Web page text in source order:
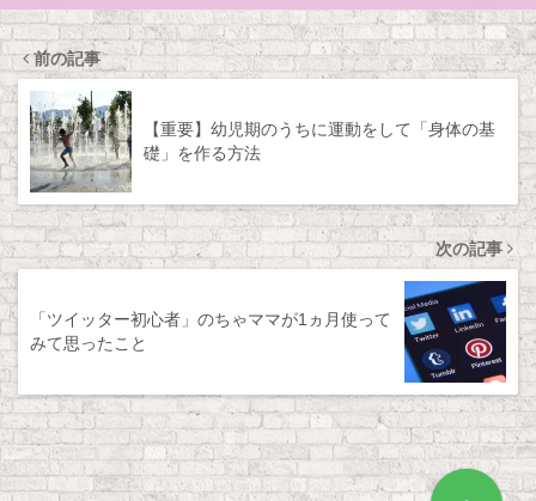
前の記事
【重要】幼児期のうちに運動をして「身体の基
礎」を作る方法
次の記事
「ツイッター初心者」のちゃママが1ヵ月使って
みて思ったこと